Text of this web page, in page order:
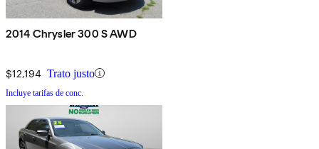
2014 Chrysler 300 S AWD
$12,194 Trato justo
Incluye tarifas de conc.